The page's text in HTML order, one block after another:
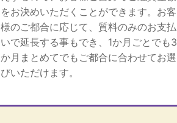
をお決めいただくことができます。お客
様のご都合に応じて、質料のみのお支払
いで延長する事もでき、1か月ごとでも3
か月まとめてでもご都合に合わせてお選
びいただけます。